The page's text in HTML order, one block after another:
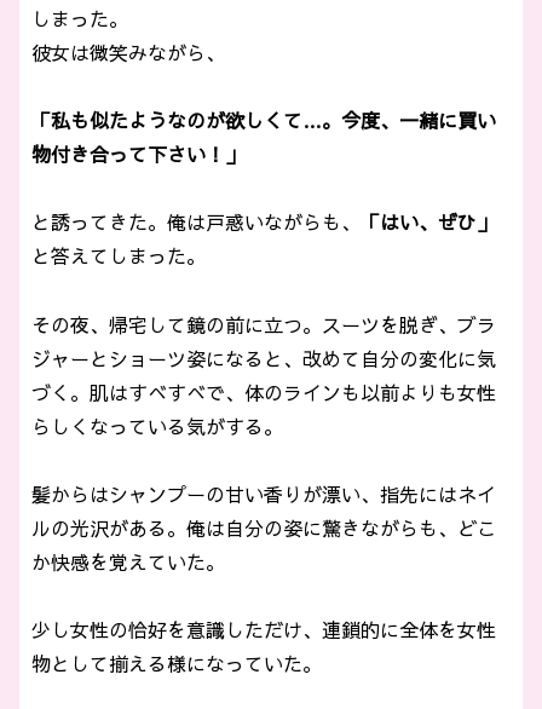
しまった。
彼女は微笑みながら、
「私も似たようなのが欲しくて…。今度、一緒に買い
物付き合って下さい！」
と誘ってきた。俺は戸惑いながらも、
「はい、ぜひ」
と答えてしまった。
その夜、帰宅して鏡の前に立つ。スーツを脱ぎ、ブラ
ジャーとショーツ姿になると、改めて自分の変化に気
づく。肌はすべすべで、体のラインも以前よりも女性
らしくなっている気がする。
髪からはシャンプーの甘い香りが漂い、指先にはネイ
ルの光沢がある。俺は自分の姿に驚きながらも、どこ
か快感を覚えていた。
少し女性の恰好を意識しただけ、連鎖的に全体を女性
物として揃える様になっていた。